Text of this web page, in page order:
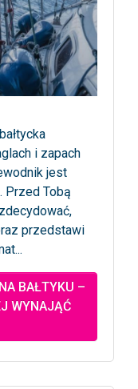
i zapach
jest
Przed Tobą
przedstawi
BAŁTYKU –
WYNAJĄĆ